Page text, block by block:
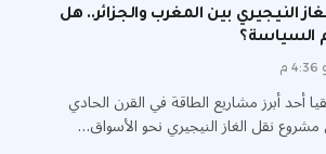
النيجيري بين المغرب والجزائر.. هل
السياسة؟
أحد أبرز مشاريع الطاقة في القرن الحادي
نقل الغاز النيجيري نحو الأسواق…